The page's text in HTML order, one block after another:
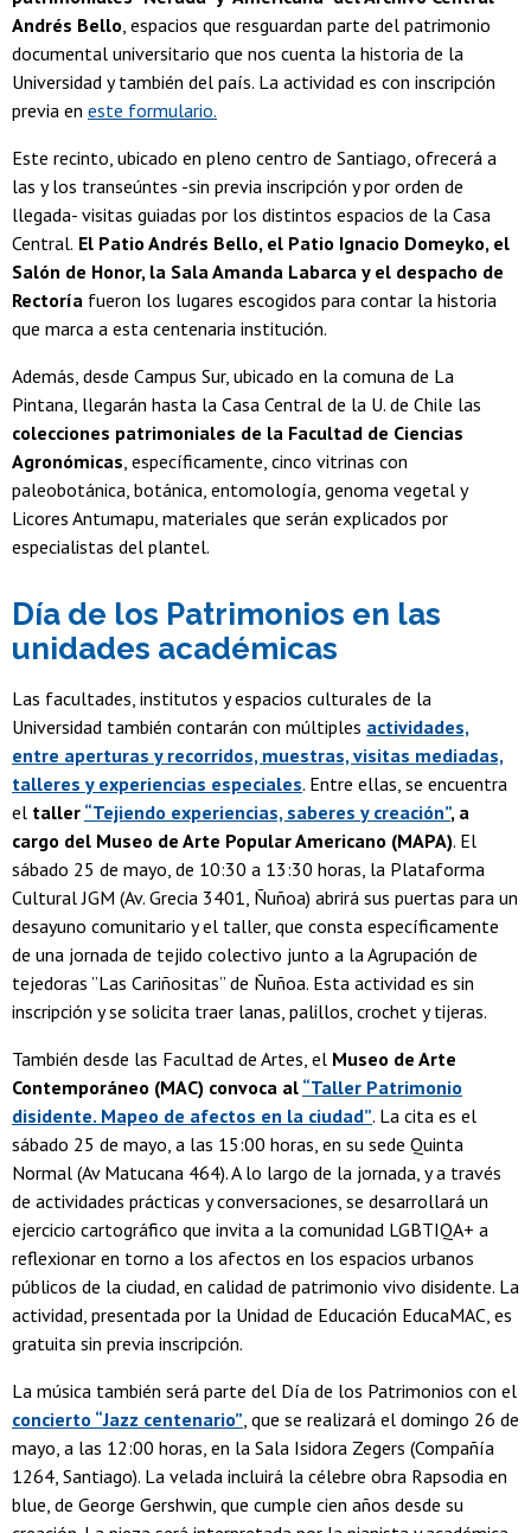
Andrés Bello, espacios que resguardan parte del patrimonio
documental universitario que nos cuenta la historia de la
Universidad y también del país. La actividad es con inscripción
previa en este formulario.
Este recinto, ubicado en pleno centro de Santiago, ofrecerá a
las y los transeúntes -sin previa inscripción y por orden de
llegada- visitas guiadas por los distintos espacios de la Casa
Central. El Patio Andrés Bello, el Patio Ignacio Domeyko, el
Salón de Honor, la Sala Amanda Labarca y el despacho de
Rectoría fueron los lugares escogidos para contar la historia
que marca a esta centenaria institución.
Además, desde Campus Sur, ubicado en la comuna de La
Pintana, llegarán hasta la Casa Central de la U. de Chile las
colecciones patrimoniales de la Facultad de Ciencias
Agronómicas, específicamente, cinco vitrinas con
paleobotánica, botánica, entomología, genoma vegetal y
Licores Antumapu, materiales que serán explicados por
especialistas del plantel.
Día de los Patrimonios en las
unidades académicas
Las facultades, institutos y espacios culturales de la
Universidad también contarán con múltiples actividades,
entre aperturas y recorridos, muestras, visitas mediadas,
talleres y experiencias especiales. Entre ellas, se encuentra
el taller “Tejiendo experiencias, saberes y creación”, a
cargo del Museo de Arte Popular Americano (MAPA). El
sábado 25 de mayo, de 10:30 a 13:30 horas, la Plataforma
Cultural JGM (Av. Grecia 3401, Ñuñoa) abrirá sus puertas para un
desayuno comunitario y el taller, que consta específicamente
de una jornada de tejido colectivo junto a la Agrupación de
tejedoras ”Las Cariñositas” de Ñuñoa. Esta actividad es sin
inscripción y se solicita traer lanas, palillos, crochet y tijeras.
También desde las Facultad de Artes, el Museo de Arte
Contemporáneo (MAC) convoca al “Taller Patrimonio
disidente. Mapeo de afectos en la ciudad”. La cita es el
sábado 25 de mayo, a las 15:00 horas, en su sede Quinta
Normal (Av Matucana 464). A lo largo de la jornada, y a través
de actividades prácticas y conversaciones, se desarrollará un
ejercicio cartográfico que invita a la comunidad LGBTIQA+ a
reflexionar en torno a los afectos en los espacios urbanos
públicos de la ciudad, en calidad de patrimonio vivo disidente. La
actividad, presentada por la Unidad de Educación EducaMAC, es
gratuita sin previa inscripción.
La música también será parte del Día de los Patrimonios con el
concierto “Jazz centenario”, que se realizará el domingo 26 de
mayo, a las 12:00 horas, en la Sala Isidora Zegers (Compañía
1264, Santiago). La velada incluirá la célebre obra Rapsodia en
blue, de George Gershwin, que cumple cien años desde su